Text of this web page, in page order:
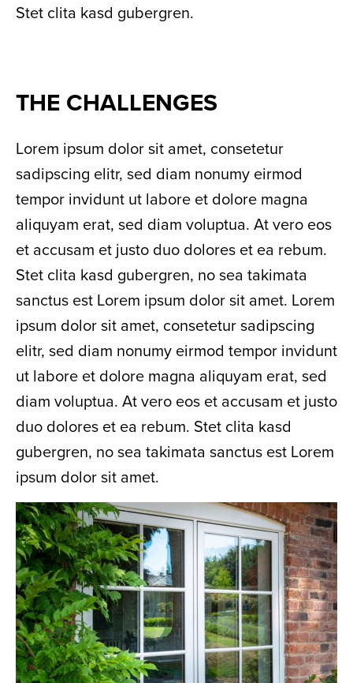
Stet clita kasd gubergren.
THE CHALLENGES
Lorem ipsum dolor sit amet, consetetur
sadipscing elitr, sed diam nonumy eirmod
tempor invidunt ut labore et dolore magna
aliquyam erat, sed diam voluptua. At vero eos
et accusam et justo duo dolores et ea rebum.
Stet clita kasd gubergren, no sea takimata
sanctus est Lorem ipsum dolor sit amet. Lorem
ipsum dolor sit amet, consetetur sadipscing
elitr, sed diam nonumy eirmod tempor invidunt
ut labore et dolore magna aliquyam erat, sed
diam voluptua. At vero eos et accusam et justo
duo dolores et ea rebum. Stet clita kasd
gubergren, no sea takimata sanctus est Lorem
ipsum dolor sit amet.